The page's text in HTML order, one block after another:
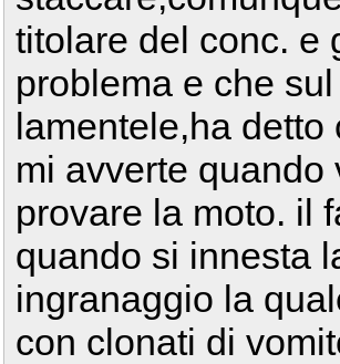
titolare del conc. e
problema e che
lamentele,ha
mi avverte
provare la moto. il
quando si innesta
ingranaggio la
con clonati di